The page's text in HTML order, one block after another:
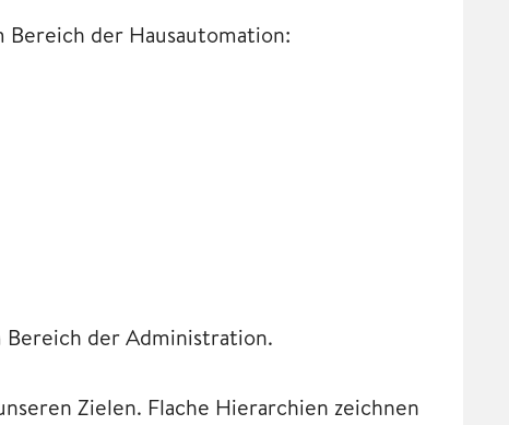
der Hausautomation:
Bereich der Administration.
Zielen. Flache Hierarchien zeichnen